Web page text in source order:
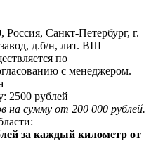
Россия, Санкт-Петербург, г.
д.б/н, лит. ВШ
по
с менеджером.
2500 рублей
на сумму от 200 000 рублей.
за каждый километр от